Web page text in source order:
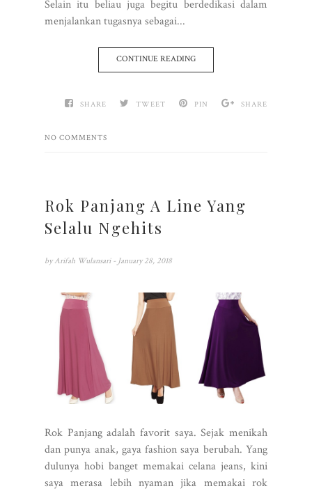
Selain itu beliau juga begitu berdedikasi dalam
menjalankan tugasnya sebagai...
CONTINUE READING
SHARE TWEET PIN SHARE
NO COMMENTS
Rok Panjang A Line Yang
Selalu Ngehits
by Arifah Wulansari - January 28, 2018
Rok Panjang adalah favorit saya. Sejak menikah
dan punya anak, gaya fashion saya berubah. Yang
dulunya hobi banget memakai celana jeans, kini
saya merasa lebih nyaman jika memakai rok